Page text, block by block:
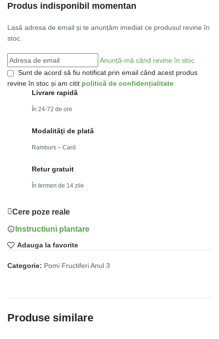
Produs indisponibil momentan
Lasă adresa de email și te anunțăm imediat ce produsul revine în
stoc.
Anunță-mă când revine în stoc
Sunt de acord să fiu notificat prin email când acest produs
revine în stoc și am citit politică de confidențialitate
Livrare rapidă
În 24-72 de ore
Modalităţi de plată
Ramburs – Card
Retur gratuit
În termen de 14 zile
Cere poze reale
Instructiuni plantare
Adauga la favorite
Categorie: Pomi Fructiferi Anul 3
Produse similare